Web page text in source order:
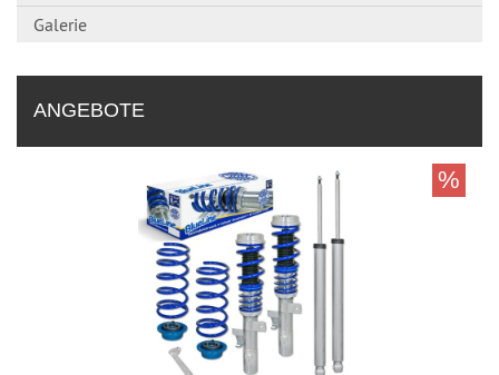
Galerie
ANGEBOTE
%